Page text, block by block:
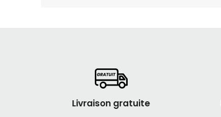
Livraison gratuite